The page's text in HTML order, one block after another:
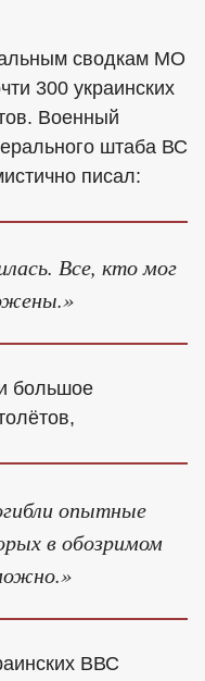
сводкам МО
300 украинских
Военный
штаба ВС
писал:
Все, кто мог
большое
опытные
в обозримом
ВВС